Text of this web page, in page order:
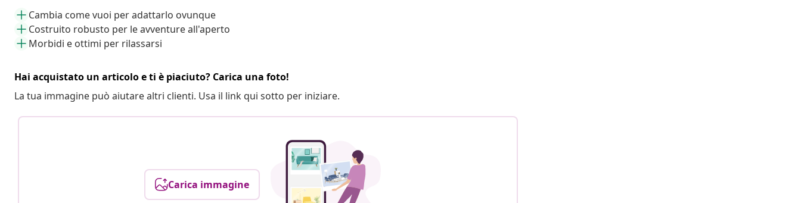
Cambia come vuoi per adattarlo ovunque
Costruito robusto per le avventure all'aperto
Morbidi e ottimi per rilassarsi
Hai acquistato un articolo e ti è piaciuto? Carica una foto!
La tua immagine può aiutare altri clienti. Usa il link qui sotto per iniziare.
Carica immagine